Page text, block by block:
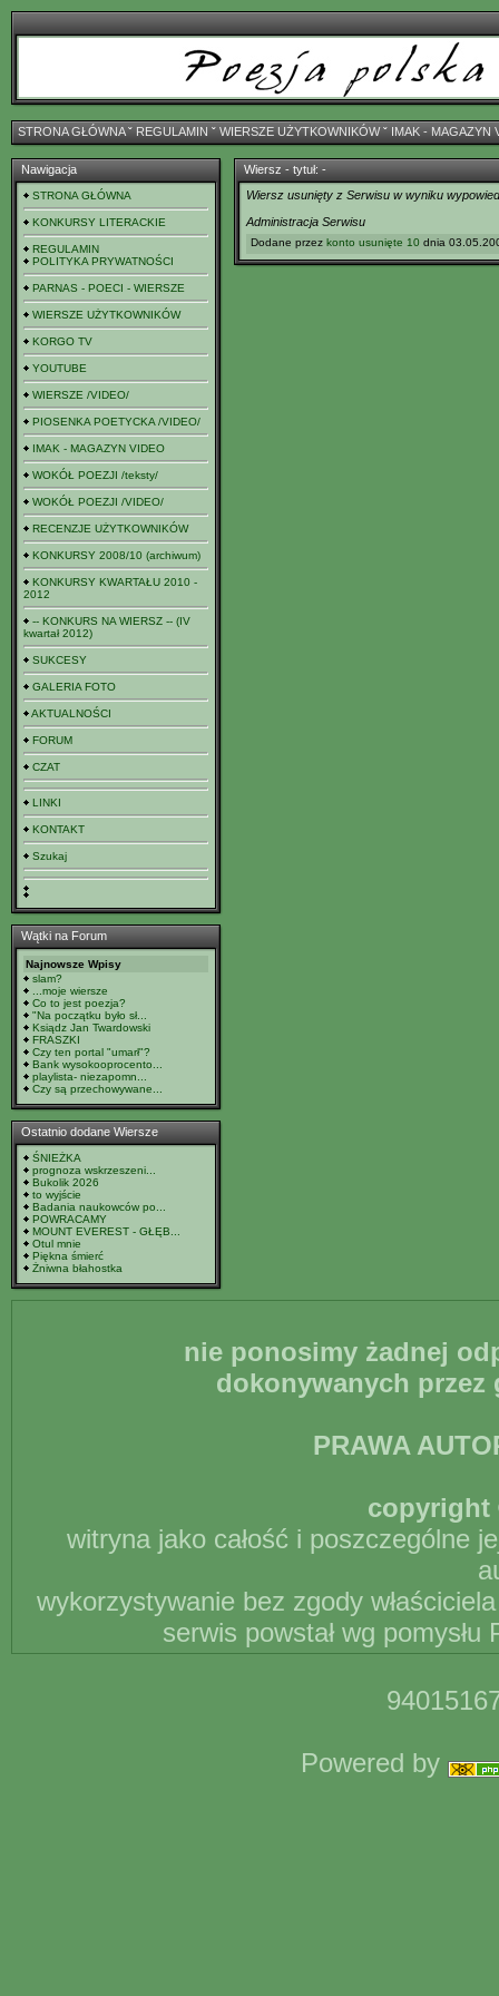
STRONA GŁÓWNAˇ REGULAMIN ˇ WIERSZE UŻYTKOWNIKÓWˇ IMAK - MAGAZYN
Nawigacja
STRONA GŁÓWNA
KONKURSY LITERACKIE
REGULAMIN
POLITYKA PRYWATNOŚCI
PARNAS - POECI - WIERSZE
WIERSZE UŻYTKOWNIKÓW
KORGO TV
YOUTUBE
WIERSZE /VIDEO/
PIOSENKA POETYCKA /VIDEO/
IMAK - MAGAZYN VIDEO
WOKÓŁ POEZJI /teksty/
WOKÓŁ POEZJI /VIDEO/
RECENZJE UŻYTKOWNIKÓW
KONKURSY 2008/10 (archiwum)
KONKURSY KWARTAŁU 2010 -
2012
-- KONKURS NA WIERSZ -- (IV
kwartał 2012)
SUKCESY
GALERIA FOTO
AKTUALNOŚCI
FORUM
CZAT
LINKI
KONTAKT
Szukaj
Wątki na Forum
Najnowsze Wpisy
slam?
...moje wiersze
Co to jest poezja?
"Na początku było sł...
Ksiądz Jan Twardowski
FRASZKI
Czy ten portal "umarł"?
Bank wysokooprocento...
playlista- niezapomn...
Czy są przechowywane...
Ostatnio dodane Wiersze
ŚNIEŻKA
prognoza wskrzeszeni...
Bukolik 2026
to wyjście
Badania naukowców po...
POWRACAMY
MOUNT EVEREST - GŁĘB...
Otul mnie
Piękna śmierć
Żniwna błahostka
Wiersz - tytuł: -
Wiersz usunięty z Serwisu w wyniku
Administracja Serwisu
Dodane przez konto usunięte 10 dnia
nie ponosimy żadnej
dokonywanych
PRAWA
copyright
witryna jako całość i poszczególne
wykorzystywanie bez zgody
serwis powstał wg
Powered by